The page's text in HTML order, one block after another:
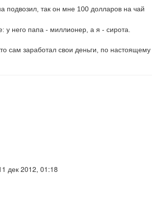
подвозил, так он мне 100 долларов на чай
у него папа - миллионер, а я - сирота.
сам заработал свои деньги, по настоящему
дек 2012, 01:18